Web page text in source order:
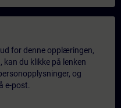
for denne opplæringen,
du klikke på lenken
og
e-post.